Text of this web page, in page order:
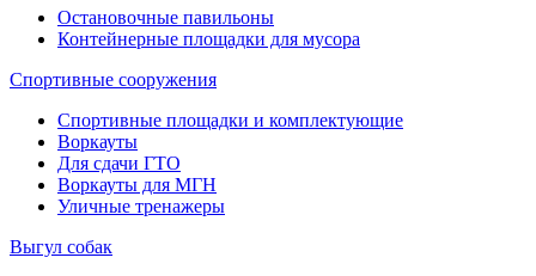
Остановочные павильоны
Контейнерные площадки для мусора
Спортивные сооружения
Спортивные площадки и комплектующие
Воркауты
Для сдачи ГТО
Воркауты для МГН
Уличные тренажеры
Выгул собак